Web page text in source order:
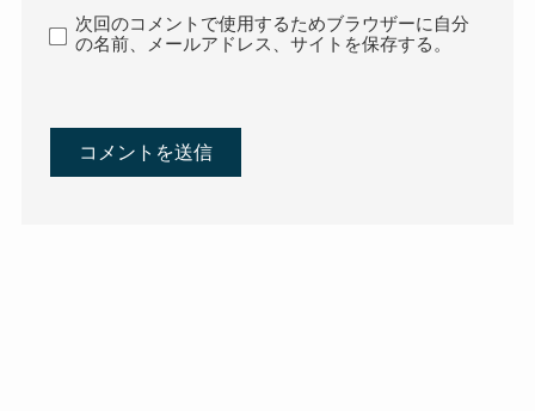
次回のコメントで使用するためブラウザーに自分
の名前、メールアドレス、サイトを保存する。